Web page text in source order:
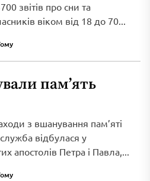
звітів про сни та
віком від 18 до 70...
пам’ять
з вшанування пам’яті
відбулася у
апостолів Петра і Павла,...